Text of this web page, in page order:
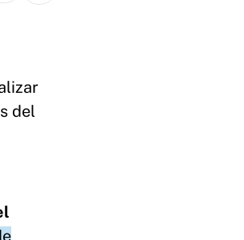
del